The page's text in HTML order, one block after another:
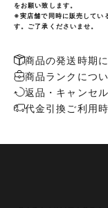
をお願い致します。
※実店舗で同時に販売してい
す。ご了承くださいませ。
商品の発送時期
商品ランクにつ
返品・キャンセ
代金引換ご利用